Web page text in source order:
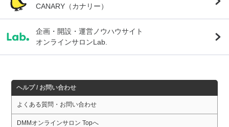
CANARY（カナリー）
企画・開設・運営ノウハウサイト
オンラインサロンLab.
ヘルプ / お問い合わせ
よくある質問・お問い合わせ
DMMオンラインサロン Topへ